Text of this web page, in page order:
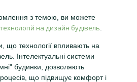
з темою, ви можете
на дизайн будівель
що технології впливають на
Інтелектуальні системи
будинки, дозволяють
що підвищує комфорт і